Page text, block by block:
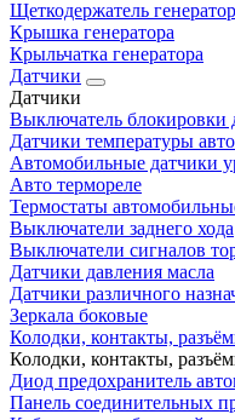
Щеткодержатель
Крышка генератора
Крыльчатка генератора
Датчики
Датчики
Выключатель блокировки
Датчики температуры
Автомобильные датчики
Авто термореле
Термостаты
Выключатели заднего хода
Выключатели сигналов
Датчики давления масла
Датчики различного
Зеркала боковые
Колодки, контакты,
Колодки, контакты,
Диод предохранитель
Панель соединительных